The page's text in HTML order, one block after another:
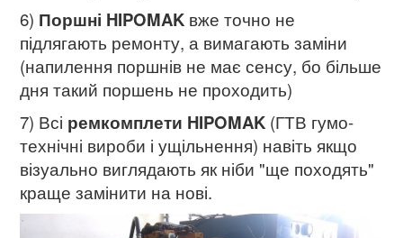
6) Поршні HIPOMAK вже точно не
підлягають ремонту, а вимагають заміни
(напилення поршнів не має сенсу, бо більше
дня такий поршень не проходить)
7) Всі ремкомплети HIPOMAK (ГТВ гумо-
технічні вироби і ущільнення) навіть якщо
візуально виглядають як ніби "ще походять"
краще замінити на нові.